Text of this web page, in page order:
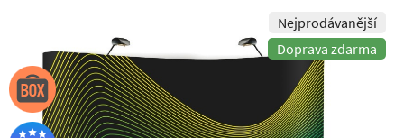
Nejprodávanější
Doprava zdarma